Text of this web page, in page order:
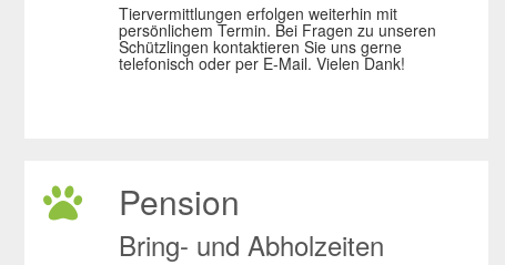
Tiervermittlungen erfolgen weiterhin mit
persönlichem Termin. Bei Fragen zu unseren
Schützlingen kontaktieren Sie uns gerne
telefonisch oder per E-Mail. Vielen Dank!
Pension
Bring- und Abholzeiten